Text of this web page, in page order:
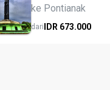
ke Pontianak
dariIDR 673.000